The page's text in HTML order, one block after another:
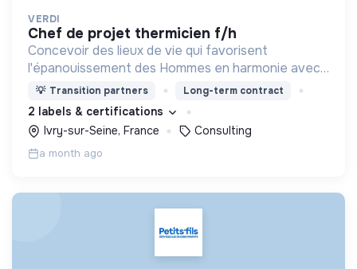
VERDI
chef de projet thermicien f/h
Concevoir des lieux de vie qui favorisent
l'épanouissement des Hommes en harmonie avec
leur environnement.
💡 Transition partners Long-term contract
2 labels & certifications
Ivry-sur-Seine, France
Consulting
a month ago